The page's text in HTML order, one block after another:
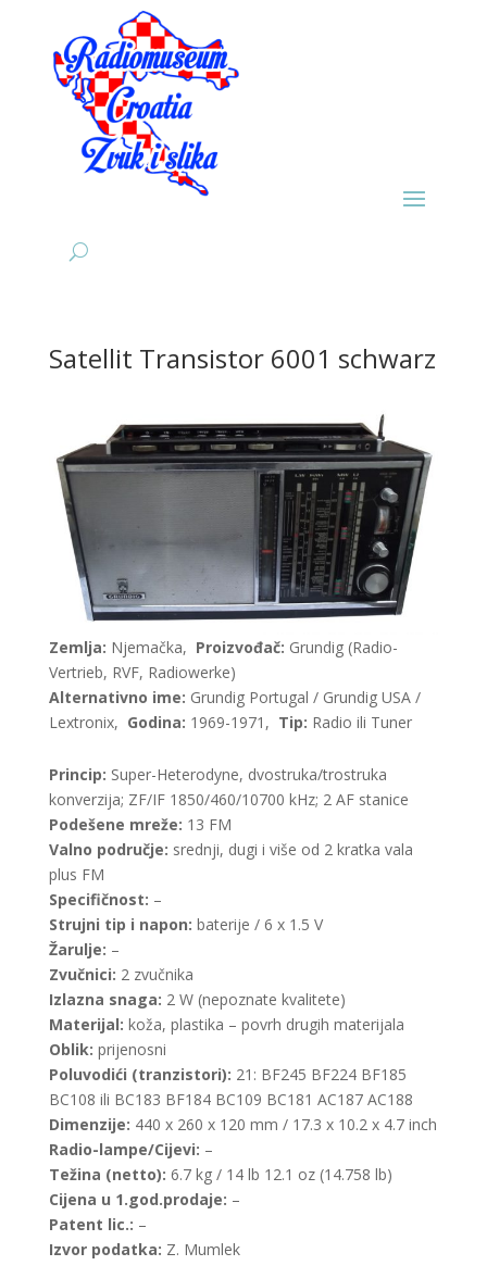
Satellit Transistor 6001 schwarz
Zemlja: Njemačka, Proizvođač: Grundig (Radio-
Vertrieb, RVF, Radiowerke)
Alternativno ime: Grundig Portugal / Grundig USA /
Lextronix, Godina: 1969-1971, Tip: Radio ili Tuner
Princip: Super-Heterodyne, dvostruka/trostruka
konverzija; ZF/IF 1850/460/10700 kHz; 2 AF stanice
Podešene mreže: 13 FM
Valno područje: srednji, dugi i više od 2 kratka vala
plus FM
Specifičnost: –
Strujni tip i napon: baterije / 6 x 1.5 V
Žarulje: –
Zvučnici: 2 zvučnika
Izlazna snaga: 2 W (nepoznate kvalitete)
Materijal: koža, plastika – povrh drugih materijala
Oblik: prijenosni
Poluvodići (tranzistori): 21: BF245 BF224 BF185
BC108 ili BC183 BF184 BC109 BC181 AC187 AC188
Dimenzije: 440 x 260 x 120 mm / 17.3 x 10.2 x 4.7 inch
Radio-lampe/Cijevi: –
Težina (netto): 6.7 kg / 14 lb 12.1 oz (14.758 lb)
Cijena u 1.god.prodaje: –
Patent lic.: –
Izvor podatka: Z. Mumlek